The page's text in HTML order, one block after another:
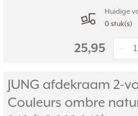
Huidige
0 stuk(s)
25,95 -
JUNG afdekraam 2-
Couleurs ombre